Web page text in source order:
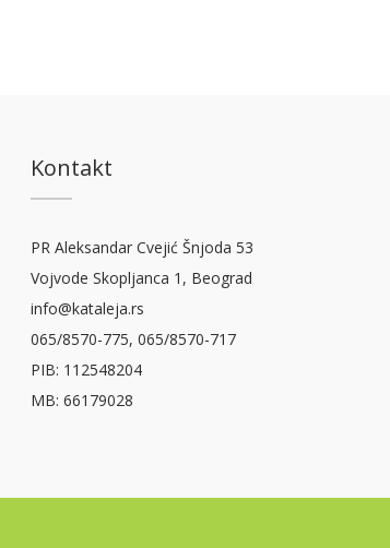
Kontakt
PR Aleksandar Cvejić Šnjoda 53
Vojvode Skopljanca 1, Beograd
info@kataleja.rs
065/8570-775, 065/8570-717
PIB: 112548204
MB: 66179028